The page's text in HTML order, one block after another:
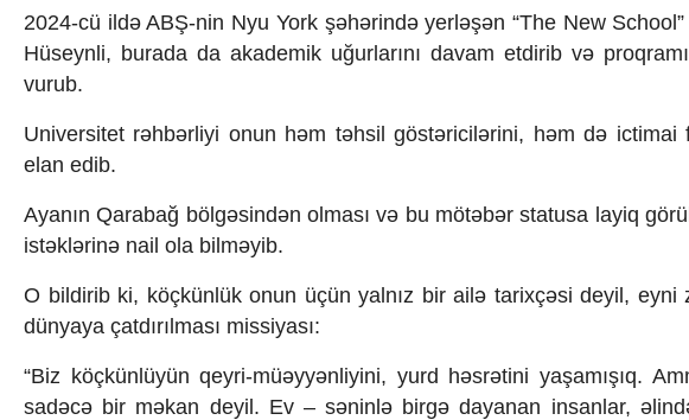
Sağlamlıq
Sosium
Mənəvi dəyərlər
Mətbuat-150
Əlaqə
2024-cü ildə ABŞ-nin Nyu York şəhərində yerləşən “The New
Hüseynli, burada da akademik uğurlarını davam etdirib və
vurub.
Universitet rəhbərliyi onun həm təhsil göstəricilərini, həm də ictimai
elan edib.
Ayanın Qarabağ bölgəsindən olması və bu mötəbər statusa layiq
istəklərinə nail ola bilməyib.
O bildirib ki, köçkünlük onun üçün yalnız bir ailə tarixçəsi deyil, eyni
dünyaya çatdırılması missiyası:
“Biz köçkünlüyün qeyri-müəyyənliyini, yurd həsrətini yaşamışıq.
sadəcə bir məkan deyil. Ev – səninlə birgə dayanan insanlar,